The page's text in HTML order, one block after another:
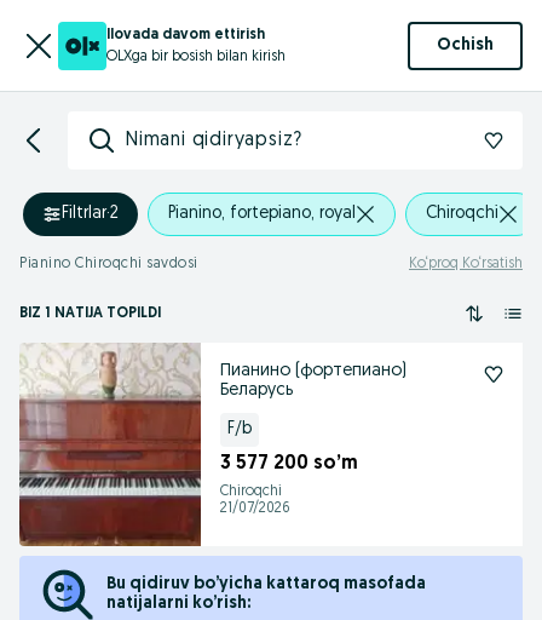
Ilovada davom ettirish
OLXga bir bosish bilan kirish
Ochish
Nimani qidiryapsiz?
Filtrlar·2 Pianino, fortepiano, royal Chiroqchi
Pianino Chiroqchi savdosi Ko‘proq Ko‘rsatish
BIZ 1 NATIJA TOPILDI
Пианино (фортепиано)
Беларусь
F/b
3 577 200 so’m
Chiroqchi
21/07/2026
Bu qidiruv bo’yicha kattaroq masofada
natijalarni ko’rish: